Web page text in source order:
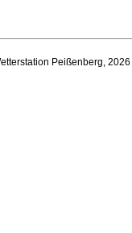
Peißenberg,